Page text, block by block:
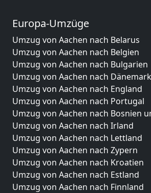
Europa-Umzüge
Umzug von Aachen nach Belarus
Umzug von Aachen nach Belgien
Umzug von Aachen nach Bulgarien
Umzug von Aachen nach Dänemark
Umzug von Aachen nach England
Umzug von Aachen nach Portugal
Umzug von Aachen nach Bosnien
Umzug von Aachen nach Irland
Umzug von Aachen nach Lettland
Umzug von Aachen nach Zypern
Umzug von Aachen nach Kroatien
Umzug von Aachen nach Estland
Umzug von Aachen nach Finnland